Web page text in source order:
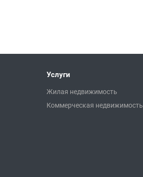
Услуги
Жилая недвижимость
Коммерческая недвижимость